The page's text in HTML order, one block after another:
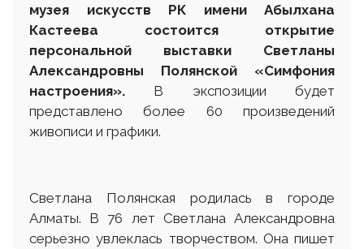
музея искусств РК имени Абылхана
Кастеева состоится открытие
персональной выставки Светланы
Александровны Полянской «Симфония
настроения». В экспозиции будет
представлено более 60 произведений
живописи и графики.
Светлана Полянская родилась в городе
Алматы. В 76 лет Светлана Александровна
серьезно увлеклась творчеством. Она пишет